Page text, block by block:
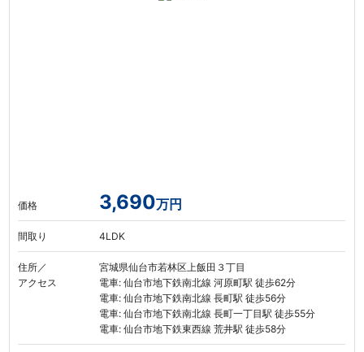
価格 3,690万円
間取り 4LDK
住所／
アクセス
宮城県仙台市若林区上飯田３丁目
電車: 仙台市地下鉄南北線 河原町駅 徒歩62分
電車: 仙台市地下鉄南北線 長町駅 徒歩56分
電車: 仙台市地下鉄南北線 長町一丁目駅 徒歩55分
電車: 仙台市地下鉄東西線 荒井駅 徒歩58分